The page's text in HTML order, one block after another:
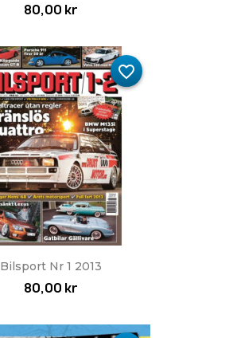
80,00 kr
Bilsport Nr 1 2013
80,00 kr
favorite_border